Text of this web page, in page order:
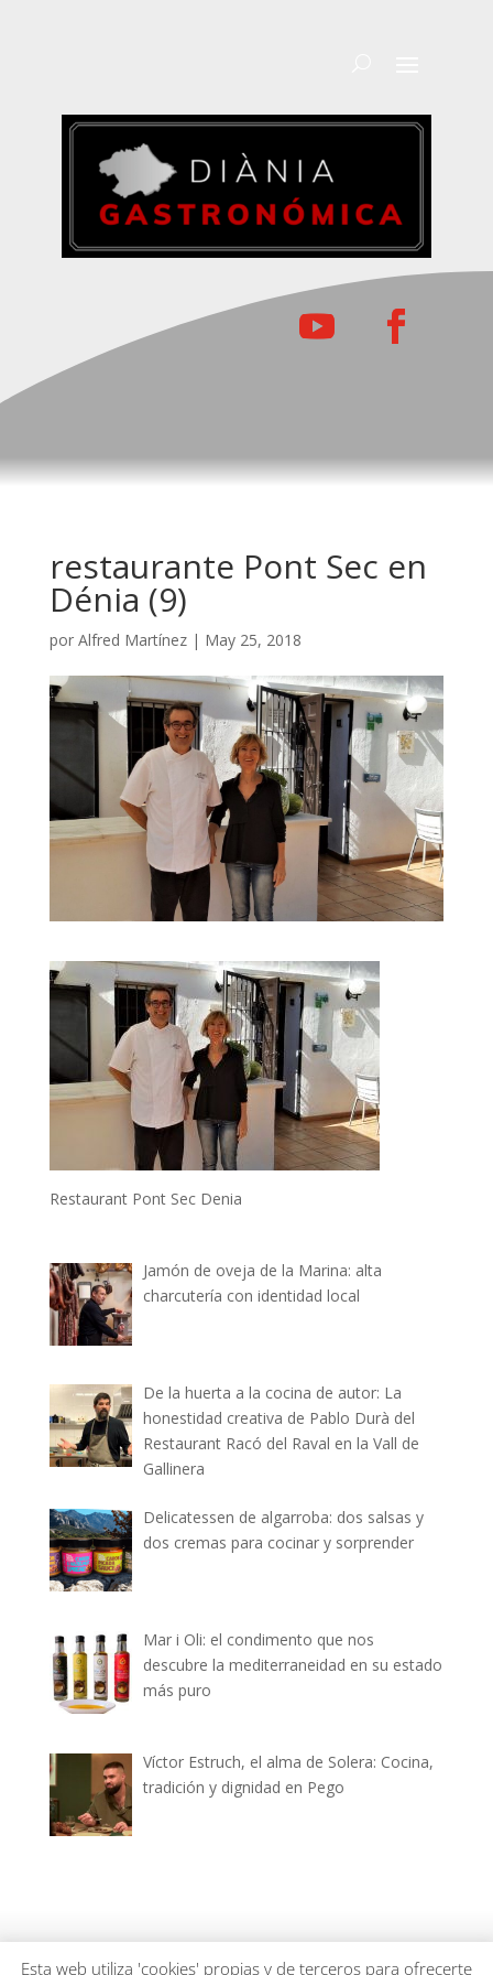
restaurante Pont Sec en
Dénia (9)
por Alfred Martínez| May 25, 2018
Restaurant Pont Sec Denia
Jamón de oveja de la Marina: alta
charcutería con identidad local
De la huerta a la cocina de autor: La
honestidad creativa de Pablo Durà del
Restaurant Racó del Raval en la Vall de
Gallinera
Delicatessen de algarroba: dos salsas y
dos cremas para cocinar y sorprender
Mar i Oli: el condimento que nos
descubre la mediterraneidad en su estado
más puro
Víctor Estruch, el alma de Solera: Cocina,
tradición y dignidad en Pego
dianiagastronomica.com © 2026
Esta web utiliza 'cookies' propias y de terceros para ofrecerte